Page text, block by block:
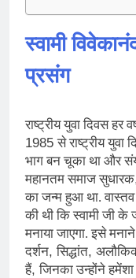
स्वामी
प्रसंग
राष्ट्रीय युवा दिवस हर
1985से राष्ट्रीय युवा
भाग बन चूका था और
महानतम समाज सुधारक
का जन्म हुआ था.
की थी कि स्वामी जी के
मनाया जाएगा. इसे
दर्शन, सिद्धांत,
हैं, जिनका उन्होंने